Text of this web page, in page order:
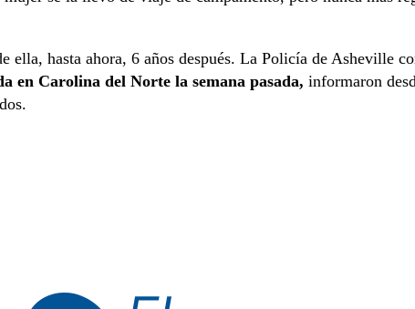
ella, hasta ahora, 6 años después. La Policía de Asheville
en Carolina del Norte la semana pasada, informaron